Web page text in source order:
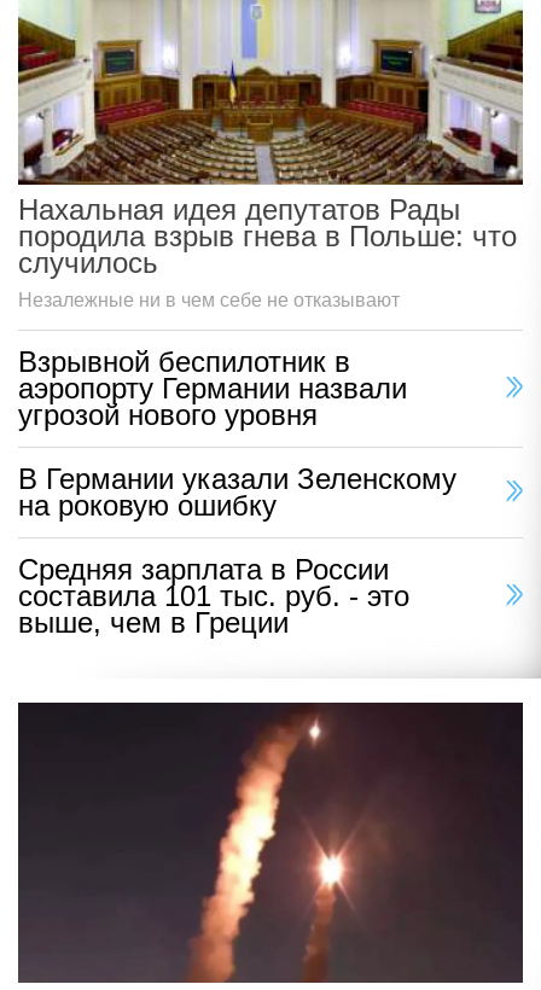
Нахальная идея депутатов Рады
породила взрыв гнева в Польше: что
случилось
Незалежные ни в чем себе не отказывают
Взрывной беспилотник в
аэропорту Германии назвали
угрозой нового уровня
В Германии указали Зеленскому
на роковую ошибку
Средняя зарплата в России
составила 101 тыс. руб. - это
выше, чем в Греции